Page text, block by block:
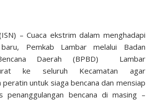
– Cuaca ekstrim dalam menghadapi
Pemkab Lambar melalui Badan
Bencana Daerah (BPBD) Lambar
ke seluruh Kecamatan agar
untuk siaga bencana dan mensiap
penanggulangan bencana di masing –